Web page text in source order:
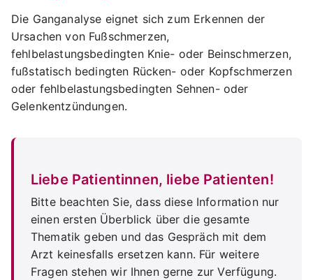
Die Ganganalyse eignet sich zum Erkennen der
Ursachen von Fußschmerzen,
fehlbelastungsbedingten Knie- oder Beinschmerzen,
fußstatisch bedingten Rücken- oder Kopfschmerzen
oder fehlbelastungsbedingten Sehnen- oder
Gelenkentzündungen.
Liebe Patientinnen, liebe Patienten!
Bitte beachten Sie, dass diese Information nur
einen ersten Überblick über die gesamte
Thematik geben und das Gespräch mit dem
Arzt keinesfalls ersetzen kann. Für weitere
Fragen stehen wir Ihnen gerne zur Verfügung.